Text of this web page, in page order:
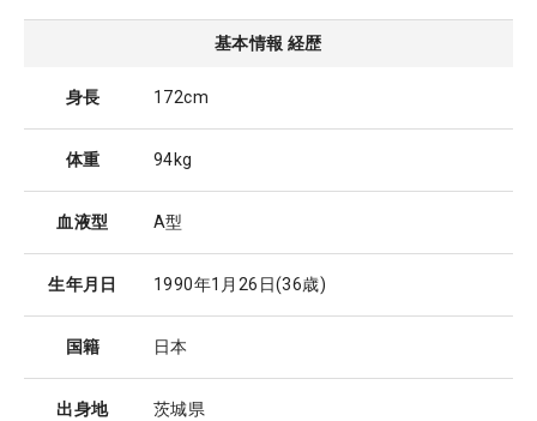
基本情報 経歴
身長 172cm
体重 94kg
血液型 A型
生年月日 1990年1月26日(36歳)
国籍 日本
出身地 茨城県